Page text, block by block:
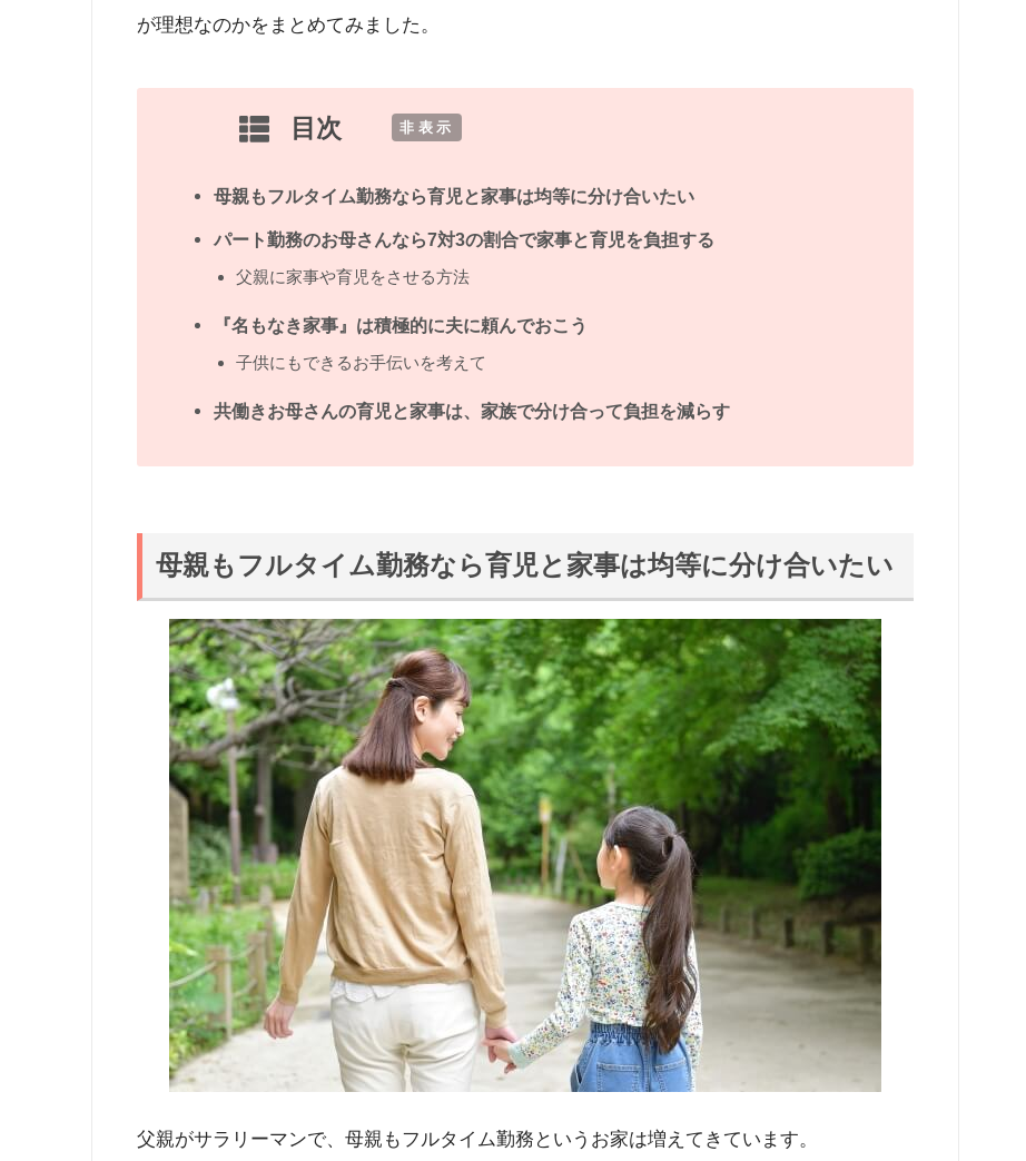
が理想なのかをまとめてみました。
目次 [非表示
母親もフルタイム勤務なら育児と家事は均等に分け合いたい
パート勤務のお母さんなら7対3の割合で家事と育児を負担する
父親に家事や育児をさせる方法
『名もなき家事』は積極的に夫に頼んでおこう
子供にもできるお手伝いを考えて
共働きお母さんの育児と家事は、家族で分け合って負担を減らす
母親もフルタイム勤務なら育児と家事は均等に分け合いたい
父親がサラリーマンで、母親もフルタイム勤務というお家は増えてきています。